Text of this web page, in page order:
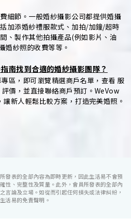
細節。一般婚紗攝影公司都提供婚攝
加添婚紗禮服款式、加拍/加鐘/超時
、製作其他拍攝產品(例如影片、油
婚紗照的收費等等。
南找到合適的婚紗攝影團隊？
區，即可瀏覽精選商戶名單，查看 服
價，並直接聯絡商戶預訂。WeVow
新人輕鬆比較方案，打造完美婚照。
發表的全部內容為即時更新，因此生活易不會預
性、完整性及質量。此外，會員所發表的全部內
言論及立場。如從而引起任何損失或法律糾紛，
活易的免責聲明。